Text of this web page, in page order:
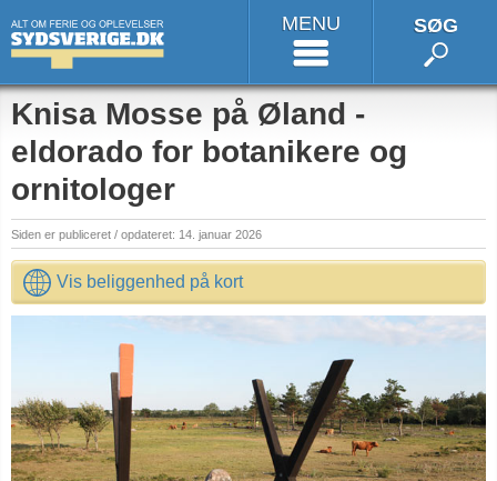
MENU SØG
Knisa Mosse på Øland -
eldorado for botanikere og
ornitologer
Siden er publiceret / opdateret: 14. januar 2026
Vis beliggenhed på kort